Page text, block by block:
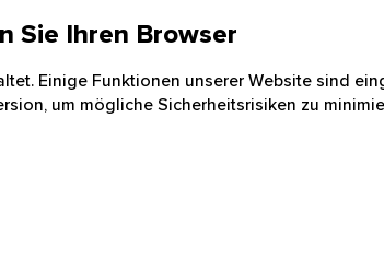
Sie Ihren Browser
Einige Funktionen unserer Website sind
um mögliche Sicherheitsrisiken zu